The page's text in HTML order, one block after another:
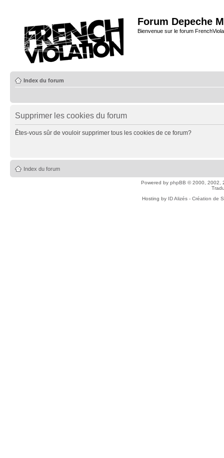
Forum Depeche
Bienvenue sur le forum
Index du forum
Supprimer les cookies du forum
Êtes-vous sûr de vouloir supprimer tous les cookies de ce forum?
Index du forum
Powered by phpBB © 2000, 2002,
Hosting by ID Alizés - Création de